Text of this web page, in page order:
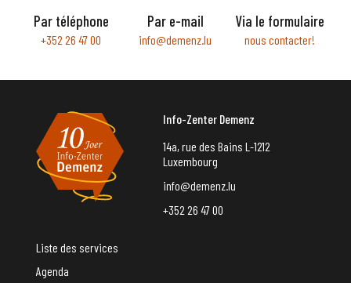
Par téléphone
+352 26 47 00
Par e-mail
info@demenz.lu
Via le formulaire
nous contacter!
Info-Zenter Demenz
14a, rue des Bains L-1212
Luxembourg
info@demenz.lu
+352 26 47 00
Liste des services
Agenda